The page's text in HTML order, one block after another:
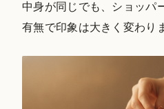
中身が同じでも、ショッパ
有無で印象は大きく変わり